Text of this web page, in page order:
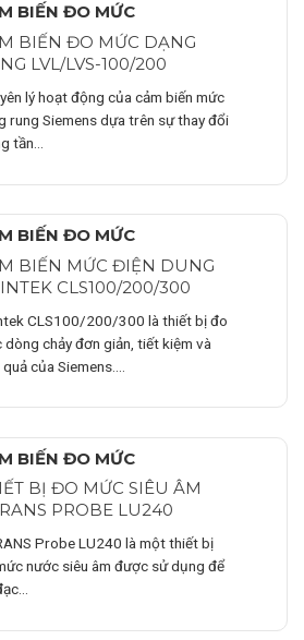
BIẾN ĐO MỨC
BIẾN ĐO MỨC DẠNG
LVL/LVS-100/200
lý hoạt động của cảm biến mức
rung Siemens dựa trên sự thay đổi
tần…
BIẾN ĐO MỨC
BIẾN MỨC ĐIỆN DUNG
CLS100/200/300
CLS100/200/300 là thiết bị đo
dòng chảy đơn giản, tiết kiệm và
của Siemens.…
BIẾN ĐO MỨC
BỊ ĐO MỨC SIÊU ÂM
PROBE LU240
Probe LU240 là một thiết bị
nước siêu âm được sử dụng để